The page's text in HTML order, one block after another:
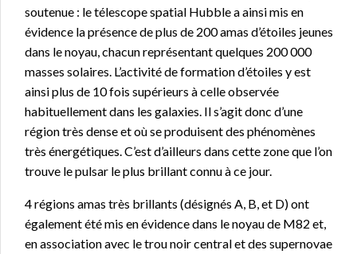
soutenue : le télescope spatial Hubble a ainsi mis en
évidence la présence de plus de 200 amas d’étoiles jeunes
dans le noyau, chacun représentant quelques 200 000
masses solaires. L’activité de formation d’étoiles y est
ainsi plus de 10 fois supérieurs à celle observée
habituellement dans les galaxies. Il s’agit donc d’une
région très dense et où se produisent des phénomènes
très énergétiques. C’est d’ailleurs dans cette zone que l’on
trouve le pulsar le plus brillant connu à ce jour.
4 régions amas très brillants (désignés A, B, et D) ont
également été mis en évidence dans le noyau de M82 et,
en association avec le trou noir central et des supernovae